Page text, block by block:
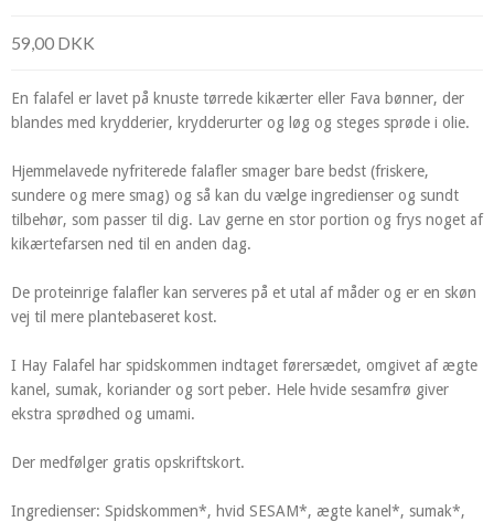
59,00 DKK
En falafel er lavet på knuste tørrede kikærter eller Fava bønner, der
blandes med krydderier, krydderurter og løg og steges sprøde i olie.
Hjemmelavede nyfriterede falafler smager bare bedst (friskere,
sundere og mere smag) og så kan du vælge ingredienser og sundt
tilbehør, som passer til dig. Lav gerne en stor portion og frys noget af
kikærtefarsen ned til en anden dag.
De proteinrige falafler kan serveres på et utal af måder og er en skøn
vej til mere plantebaseret kost.
I Hay Falafel har spidskommen indtaget førersædet, omgivet af ægte
kanel, sumak, koriander og sort peber. Hele hvide sesamfrø giver
ekstra sprødhed og umami.
Der medfølger gratis opskriftskort.
Ingredienser: Spidskommen*, hvid SESAM*, ægte kanel*, sumak*,